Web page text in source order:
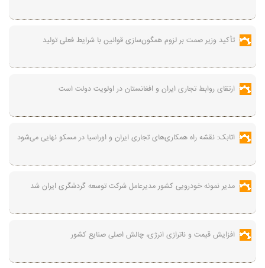
تأکید وزیر صمت بر لزوم همگون‌سازی قوانین با شرایط فعلی تولید
ارتقای روابط تجاری ایران و افغانستان در اولویت دولت است
اتابک: نقشه راه همکاری‌های تجاری ایران و اوراسیا در مسکو نهایی می‌شود
مدیر نمونه خودرویی کشور مدیرعامل شرکت توسعه گردشگری ایران شد
افزایش قیمت و ناترازی انرژی، چالش اصلی صنایع کشور